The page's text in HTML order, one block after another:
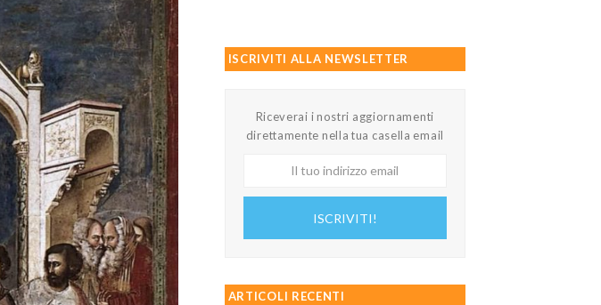
ISCRIVITI ALLA NEWSLETTER
Riceverai i nostri aggiornamenti
direttamente nella tua casella email
ISCRIVITI!
ARTICOLI RECENTI